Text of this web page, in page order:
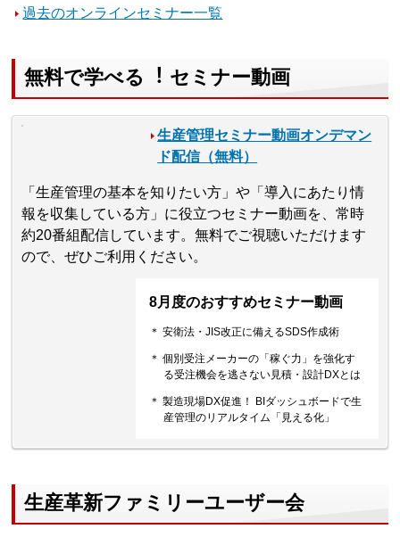
過去のオンラインセミナー一覧
無料で学べる︕ セミナー動画
生産管理セミナー動画オンデマン
ド配信（無料）
「生産管理の基本を知りたい方」や「導入にあたり情
報を収集している方」に役立つセミナー動画を、常時
約20番組配信しています。無料でご視聴いただけます
ので、ぜひご利用ください。
8月度のおすすめセミナー動画
＊ 安衛法・JIS改正に備えるSDS作成術
＊ 個別受注メーカーの「稼ぐ力」を強化す
る受注機会を逃さない見積・設計DXとは
＊ 製造現場DX促進！ BIダッシュボードで生
産管理のリアルタイム「見える化」
生産革新ファミリーユーザー会